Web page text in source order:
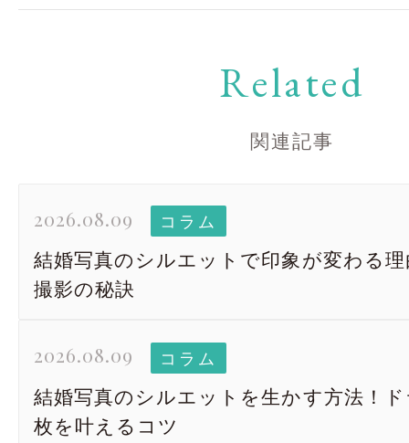
Related
関連記事
2026.08.09 コラム
結婚写真のシルエットで印象が変わる
撮影の秘訣
2026.08.09 コラム
結婚写真のシルエットを生かす方法！
枚を叶えるコツ